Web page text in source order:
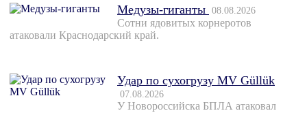
Медузы-гиганты 08.08.2026
Сотни ядовитых корнеротов
атаковали Краснодарский край.
Удар по сухогрузу MV Güllük
07.08.2026
У Новороссийска БПЛА атаковал